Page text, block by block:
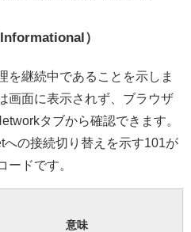
）
を継続中であることを示しま
画面に表示されず、ブラウザ
タブから確認できます。
の接続切り替えを示す101が
ードです。
意味